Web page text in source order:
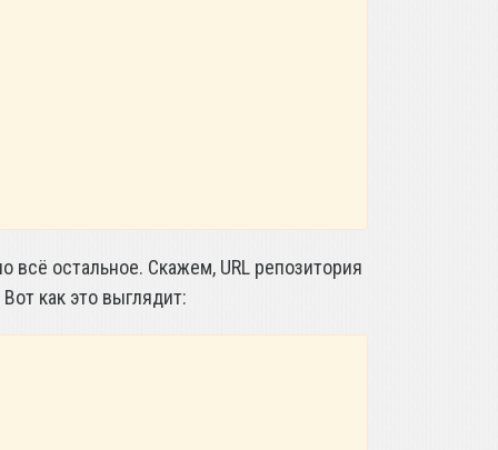
всё остальное. Скажем, URL репозитория
Вот как это выглядит: